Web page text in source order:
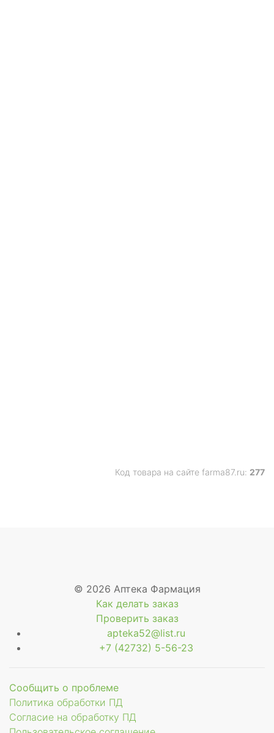
Код товара на сайте farma87.ru: 277
© 2026 Аптека Фармация
Как делать заказ
Проверить заказ
apteka52@list.ru
+7 (42732) 5-56-23
Сообщить о проблеме
Политика обработки ПД
Согласие на обработку ПД